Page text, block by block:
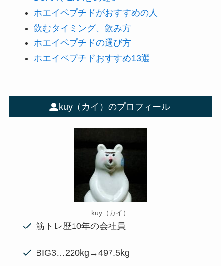
ホエイペプチドがおすすめの人
飲むタイミング、飲み方
ホエイペプチドの選び方
ホエイペプチドおすすめ13選
kuy（カイ）のプロフィール
kuy（カイ）
筋トレ歴10年の会社員
BIG3…220kg→497.5kg